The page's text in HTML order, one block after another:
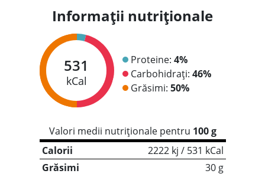
Informații nutriționale
531
kCal
Proteine: 4%
Carbohidrați: 46%
Grăsimi: 50%
Valori medii nutriționale pentru 100 g
Calorii
2222 kj / 531 kCal
Grăsimi
30 g